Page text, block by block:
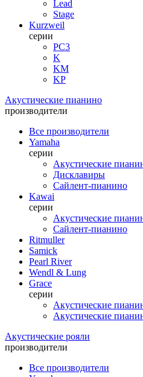
Lead
Stage
Kurzweil
серии
PC3
K
KM
KP
Акустические пианино
производители
Все производители
Yamaha
серии
Акустические
Дисклавиры
Сайлент-пианино
Kawai
серии
Акустические
Сайлент-пианино
Ritmuller
Samick
Pearl River
Wendl & Lung
Grace
серии
Акустические
Акустические
Акустические рояли
производители
Все производители